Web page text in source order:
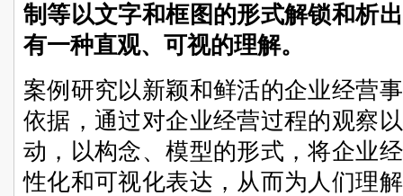
制等以文字和框图的形式解锁和析
有一种直观、可视的理解。
案例研究以新颖和鲜活的企业经营
依据，通过对企业经营过程的观察
动，以构念、模型的形式，将企业
性化和可视化表达，从而为人们理